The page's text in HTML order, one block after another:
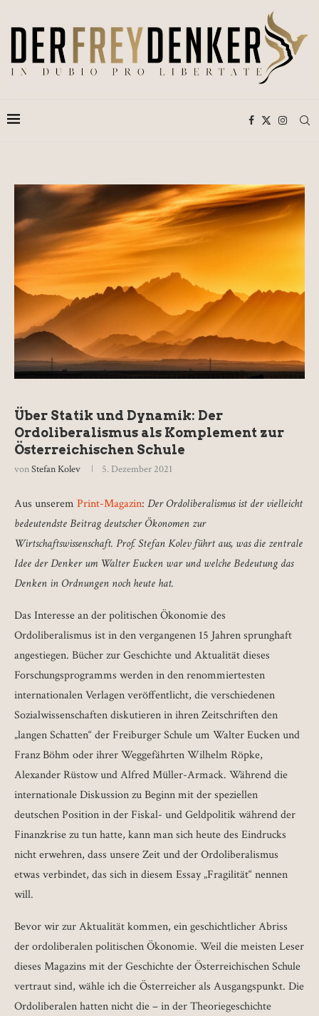
Über Statik und Dynamik: Der
Ordoliberalismus als Komplement zur
Österreichischen Schule
vonStefan Kolev 5. Dezember 2021
Aus unserem Print-Magazin: Der Ordoliberalismus ist der vielleicht
bedeutendste Beitrag deutscher Ökonomen zur
Wirtschaftswissenschaft. Prof. Stefan Kolev führt aus, was die zentrale
Idee der Denker um Walter Eucken war und welche Bedeutung das
Denken in Ordnungen noch heute hat.
Das Interesse an der politischen Ökonomie des
Ordoliberalismus ist in den vergangenen 15 Jahren sprunghaft
angestiegen. Bücher zur Geschichte und Aktualität dieses
Forschungsprogramms werden in den renommiertesten
internationalen Verlagen veröffentlicht, die verschiedenen
Sozialwissenschaften diskutieren in ihren Zeitschriften den
„langen Schatten“ der Freiburger Schule um Walter Eucken und
Franz Böhm oder ihrer Weggefährten Wilhelm Röpke,
Alexander Rüstow und Alfred Müller-Armack. Während die
internationale Diskussion zu Beginn mit der speziellen
deutschen Position in der Fiskal- und Geldpolitik während der
Finanzkrise zu tun hatte, kann man sich heute des Eindrucks
nicht erwehren, dass unsere Zeit und der Ordoliberalismus
etwas verbindet, das sich in diesem Essay „Fragilität“ nennen
will.
Bevor wir zur Aktualität kommen, ein geschichtlicher Abriss
der ordoliberalen politischen Ökonomie. Weil die meisten Leser
dieses Magazins mit der Geschichte der Österreichischen Schule
vertraut sind, wähle ich die Österreicher als Ausgangspunkt. Die
Ordoliberalen hatten nicht die – in der Theoriegeschichte